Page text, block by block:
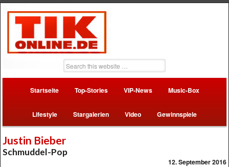
Startseite Top-Stories VIP-News Music-Box
Lifestyle Stargalerien Video Gewinnspiele
Justin Bieber
Schmuddel-Pop
12. September 2016